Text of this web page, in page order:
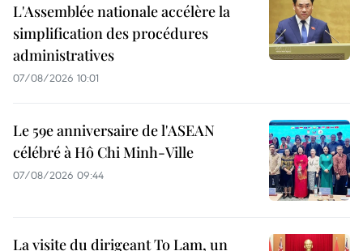
L'Assemblée nationale accélère la
simplification des procédures
administratives
07/08/2026 10:01
Le 59e anniversaire de l'ASEAN
célébré à Hô Chi Minh-Ville
07/08/2026 09:44
La visite du dirigeant To Lam, un